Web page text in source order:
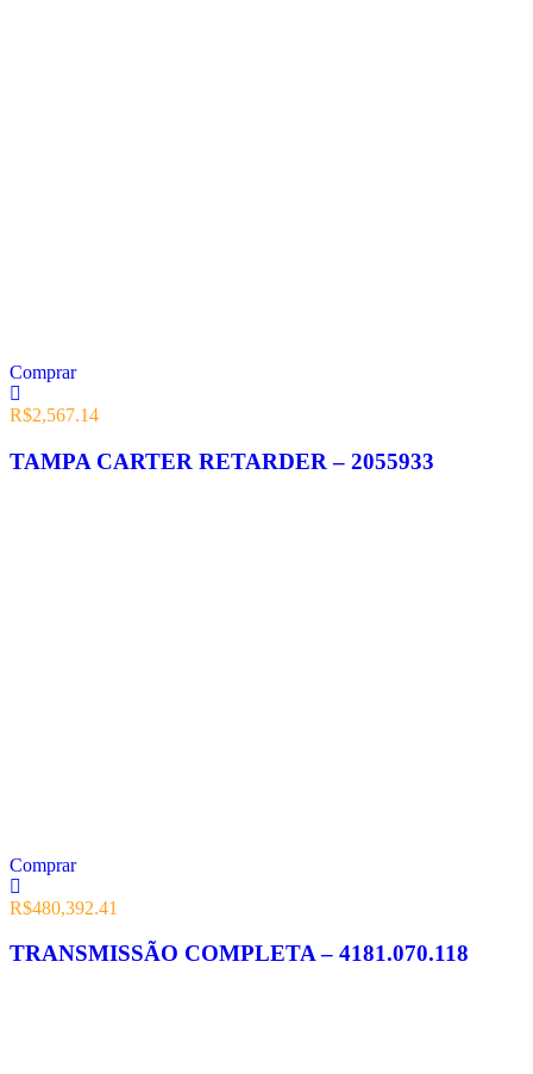
Comprar
R$2,567.14
TAMPA CARTER RETARDER – 2055933
Comprar
R$480,392.41
TRANSMISSÃO COMPLETA – 4181.070.118